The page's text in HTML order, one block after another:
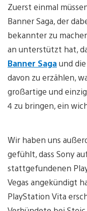
Zuerst einmal
Banner Saga, der
bekannter zu
an unterstützt hat,
Banner Sagaund
davon zu erzählen,
großartige und
4 zu bringen, ein
Wir haben uns
gefühlt, dass Sony
stattgefundenen
Vegas angekündigt
PlayStation Vita